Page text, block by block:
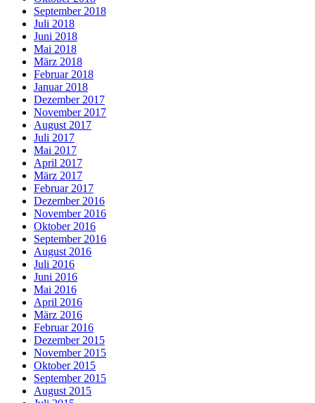
September 2018
Juli 2018
Juni 2018
Mai 2018
März 2018
Februar 2018
Januar 2018
Dezember 2017
November 2017
August 2017
Juli 2017
Mai 2017
April 2017
März 2017
Februar 2017
Dezember 2016
November 2016
Oktober 2016
September 2016
August 2016
Juli 2016
Juni 2016
Mai 2016
April 2016
März 2016
Februar 2016
Dezember 2015
November 2015
Oktober 2015
September 2015
August 2015